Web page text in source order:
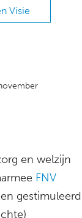
Visie
en welzijn
FNV
gestimuleerd